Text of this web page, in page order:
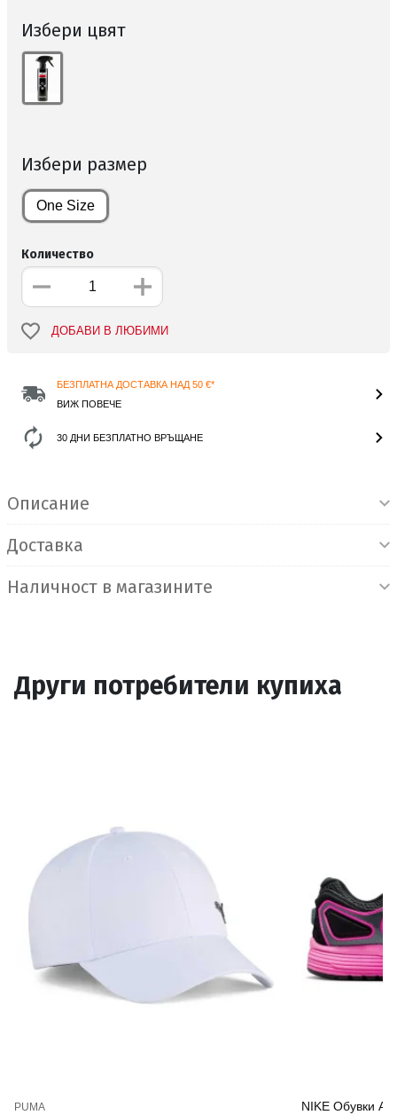
Избери цвят
Избери размер
One Size
Количество
ДОБАВИ В ЛЮБИМИ
БЕЗПЛАТНА ДОСТАВКА НАД 50 €*
ВИЖ ПОВЕЧЕ
30 ДНИ БЕЗПЛАТНО ВРЪЩАНЕ
Описание
Доставка
Наличност в магазините
Други потребители купиха
PUMA NIKE Обувки